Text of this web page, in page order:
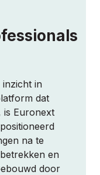
inzicht in
dat
is Euronext
na te
en
door